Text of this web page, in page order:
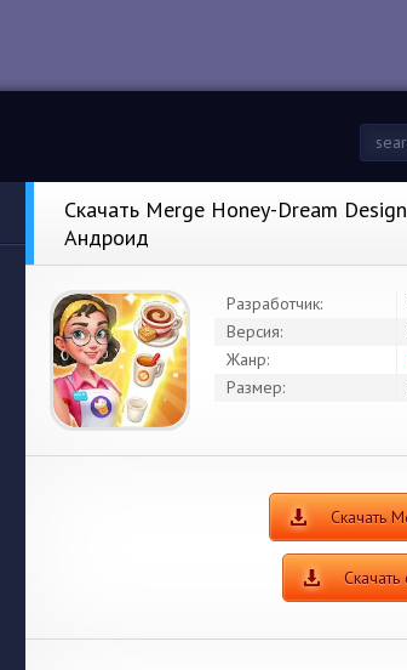
Скачать Merge Honey-Dream
Андроид
Разработчик:
Версия:
Жанр:
Размер:
Скачать